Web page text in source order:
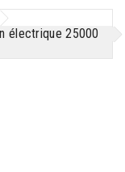
électrique 25000